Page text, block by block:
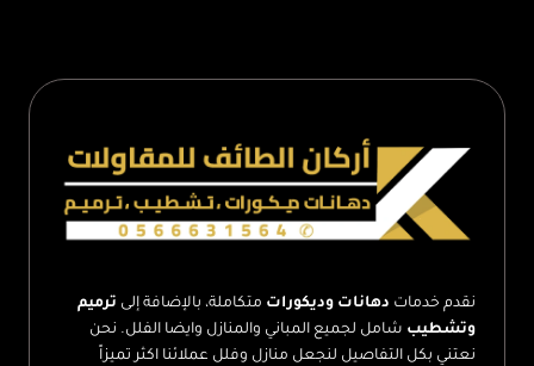
تكسير
الجدار
بالطائف
–
–
تكسير
الجدران
نقدم خدمات دهانات وديكورات متكاملة، بالإضافة إلى ترميم
وتشطيب شامل لجميع المباني والمنازل وايضا الفلل. نحن
نعتني بكل التفاصيل لنجعل منازل وفلل عملائنا اكثر تميزاً